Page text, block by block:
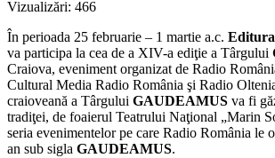
Vizualizări: 466
În perioada 25 februarie – 1 martie a.c.
va participa la cea de a XIV-a ediţie a Târgului
Craiova, eveniment organizat de Radio
Cultural Media Radio România şi Radio
craioveană a Târgului GAUDEAMUS va fi
tradiţei, de foaierul Teatrului Naţional „Marin
seria evenimentelor pe care Radio România le
an sub sigla GAUDEAMUS.